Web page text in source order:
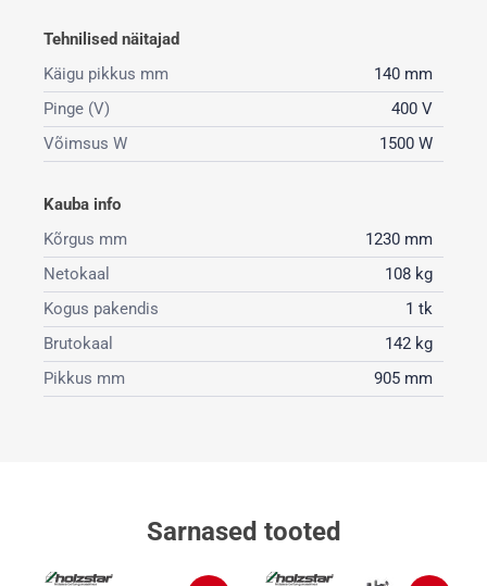
Tehnilised näitajad
Käigu pikkus mm
140 mm
Pinge (V)
400 V
Võimsus W
1500 W
Kauba info
Kõrgus mm
1230 mm
Netokaal
108 kg
Kogus pakendis
1 tk
Brutokaal
142 kg
Pikkus mm
905 mm
Sarnased tooted